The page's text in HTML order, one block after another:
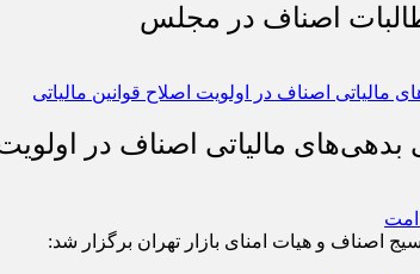
اصناف در مجلس
مالیاتی اصناف در اولویت
اصناف و هیات امنای بازار تهران برگزار شد: